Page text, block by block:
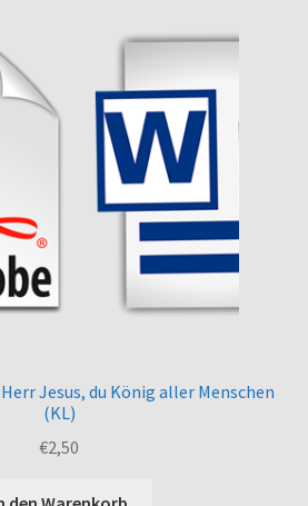
Jesus, du König aller Menschen
(KL)
€2,50